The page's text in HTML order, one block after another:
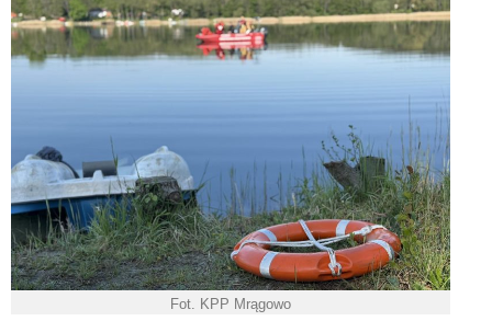
Fot. KPP Mrągowo